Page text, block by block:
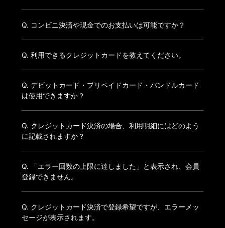
Q. コンビニ決済や現金でのお支払いは可能ですか？
Q. 利用できるクレジットカードを教えてください。
Q. デビットカード・プリペイドカード・バンドルカード
は使用できますか？
Q. クレジットカード決済の場合、利用明細にはどのよう
に記載されますか？
Q. 「エラー回数の上限に達しました」と表示され、会員
登録できません。
Q. クレジットカード決済で登録希望ですが、エラーメッ
セージが表示されます。